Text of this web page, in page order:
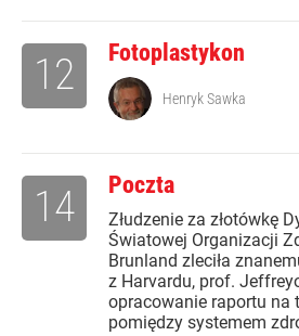
Fotoplastykon
12 Henryk Sawka
Poczta
Złudzenie za złotówkę
Światowej Organizacji
Brunland zleciła
z Harvardu, prof.
opracowanie raportu na
pomiędzy systemem
14